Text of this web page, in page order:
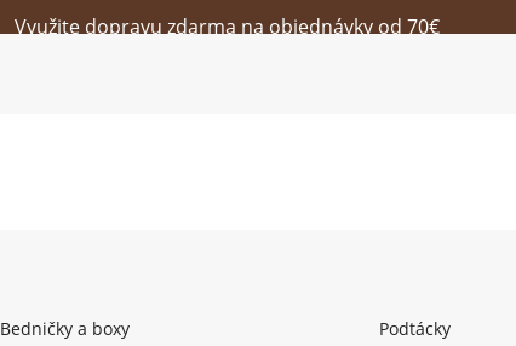
Využite dopravu zdarma na objednávky od 70€
Bedničky a boxy Podtácky